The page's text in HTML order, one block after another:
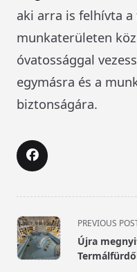
aki arra is felhívta
munkaterületen
óvatossággal
egymásra és a
biztonságára.
<span
class="nav-
subtitle
PREVIOUS
Újra